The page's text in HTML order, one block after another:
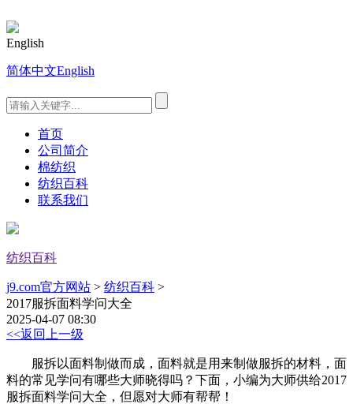
English
简体中文English
首页
公司简介
棉纺织
纺织百科
联系我们
纺织百科
j9.com官方网站 > 纺织百科 >
2017服拆面料学问大全
2025-04-07 08:30
<<返回上一级
服拆以面料制做而成，面料就是用来制做服拆的材料，面
料的常见学问有哪些大师晓得吗？下面，小编为大师供给2017
服拆面料学问大全，但愿对大师有帮帮！